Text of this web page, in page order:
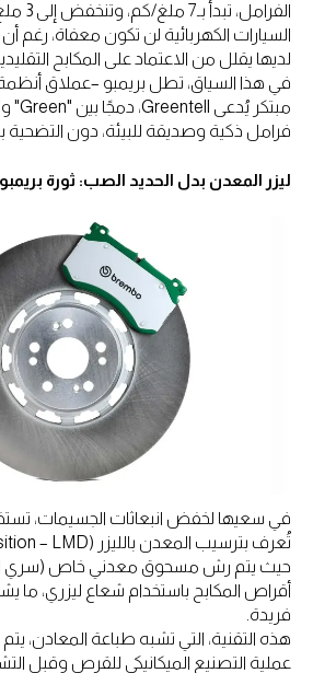
السيارات الكهربائية لن تكون معفاة، رغم
لديها يقلل من الاعتماد على المكابح
في هذا السياق، تطل بريمبو –عملاق أنظمة
فرامل ذكية وصديقة للبيئة، دون التضحية
ليزر المعدن بدل الحديد الصب: ثورة بريمبو
في سعيها لخفض انبعاثات الجسيمات،
حيث يتم رش مسحوق معدني خاص (سري
أقراص المكابح باستخدام شعاع ليزري، ما
فريدة.
هذه التقنية، التي تشبه طباعة المعادن،
عملية التصنيع الميكانيكي للقرص وقبل